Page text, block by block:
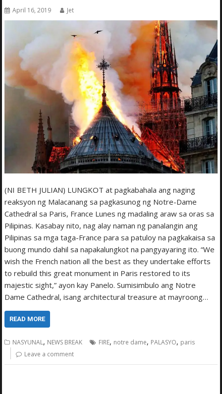
April 16, 2019 Jet
(NI BETH JULIAN) LUNGKOT at pagkabahala ang naging
reaksyon ng Malacanang sa pagkasunog ng Notre-Dame
Cathedral sa Paris, France Lunes ng madaling araw sa oras sa
Pilipinas. Kasabay nito, nag alay naman ng panalangin ang
Pilipinas sa mga taga-France para sa patuloy na pagkakaisa sa
buong mundo dahil sa napakalungkot na pangyayaring ito. “We
wish the French nation all the best as they undertake efforts
to rebuild this great monument in Paris restored to its
majestic sight,” ayon kay Panelo. Sumisimbulo ang Notre
Dame Cathedral, isang architectural treasure at mayroong…
READ MORE
NASYUNAL, NEWS BREAK FIRE, notre dame, PALASYO, paris
Leave a comment